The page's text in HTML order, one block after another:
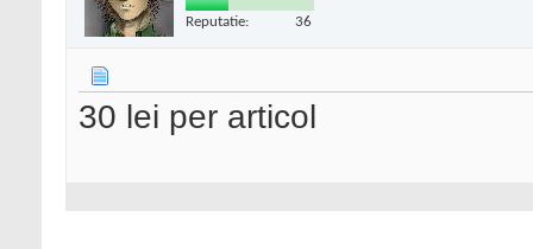
Reputatie: 36
30 lei per articol